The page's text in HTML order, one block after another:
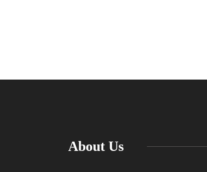
About Us